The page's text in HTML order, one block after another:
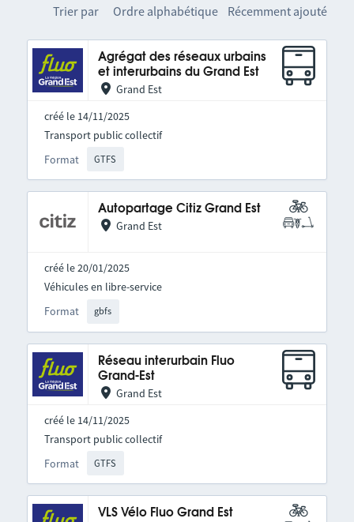
Trier par Ordre alphabétique Récemment ajouté
Agrégat des réseaux urbains
et interurbains du Grand Est
Grand Est
créé le 14/11/2025
Format GTFS
Transport public collectif
Autopartage Citiz Grand Est
Grand Est
créé le 20/01/2025
Format gbfs
Véhicules en libre-service
Réseau interurbain Fluo
Grand-Est
Grand Est
créé le 14/11/2025
Format GTFS
Transport public collectif
VLS Vélo Fluo Grand Est